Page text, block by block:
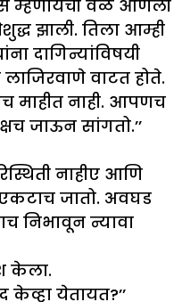
म्हणायची वेळ आणली
झाली. तिला आम्ही
दागिन्यांविषयी
वाटत होते.
माहीत नाही. आपणच
जाऊन सांगतो.’’
नाहीए आणि
एकटाच जातो. अवघड
निभावून न्यावा
केला.
केव्हा येतायत?’’